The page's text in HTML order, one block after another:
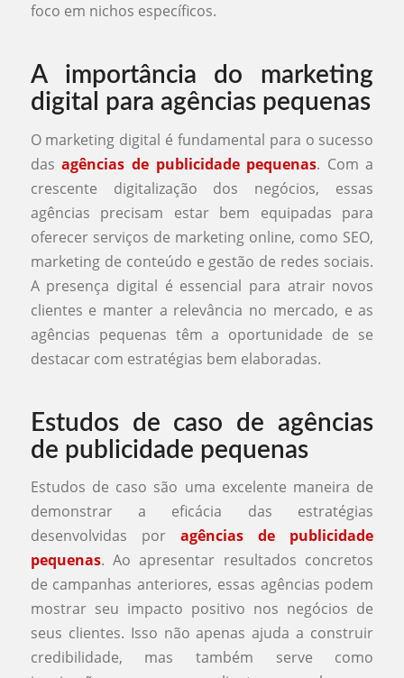
foco em nichos específicos.
A importância do marketing
digital para agências pequenas
O marketing digital é fundamental para o sucesso
dasagências de publicidade pequenas. Com a
crescente digitalização dos negócios, essas
agências precisam estar bem equipadas para
oferecer serviços de marketing online, como SEO,
marketing de conteúdo e gestão de redes sociais.
A presença digital é essencial para atrair novos
clientes e manter a relevância no mercado, e as
agências pequenas têm a oportunidade de se
destacar com estratégias bem elaboradas.
Estudos de caso de agências
de publicidade pequenas
Estudos de caso são uma excelente maneira de
demonstrar a eficácia das estratégias
desenvolvidas por agências de publicidade
pequenas. Ao apresentar resultados concretos
de campanhas anteriores, essas agências podem
mostrar seu impacto positivo nos negócios de
seus clientes. Isso não apenas ajuda a construir
credibilidade, mas também serve como